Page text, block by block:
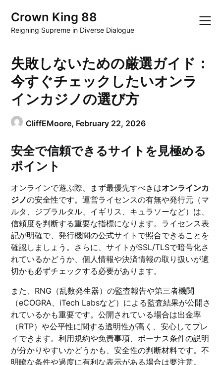
content
Crown King 88
Reigning Supreme in Diverse Dialogue
失敗しないための厳選ガイド：
今すぐチェックしたいオンラ
インカジノの選び方
CliffEMoore, February 22, 2026
安全で信頼できるサイトを見極める
ポイント
オンラインで遊ぶ際、まず最優先すべきはオンラインカ
ジノの安全性です。運営ライセンスの有無や発行元（マ
ルタ、ジブラルタル、イギリス、キュラソーなど）は、
信頼度を判断する重要な指標になります。ライセンス表
記が明確で、発行機関の公式サイトで照合できることを
確認しましょう。さらに、サイトがSSL/TLSで暗号化さ
れているかどうか、個人情報や決済情報の取り扱いが適
切かも必ずチェックする必要があります。
また、RNG（乱数発生器）の監査報告や第三者機関
（eCOGRA、iTech Labsなど）による監査結果が公開さ
れているかも重要です。公開されている場合は出金率
（RTP）や公平性に関する透明性が高く、安心してプレ
イできます。利用規約や免責事項、ボーナス条件の説明
が分かりやすいかどうかも、安全性の判断材料です。不
明瞭な条件や過度に有利な表示がある場合は要注意。